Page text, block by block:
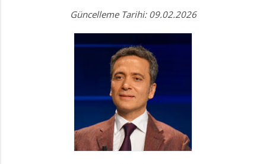
Güncelleme Tarihi: 09.02.2026